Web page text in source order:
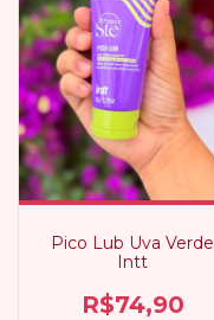
Pico Lub Uva Verde
Intt
R$74,90